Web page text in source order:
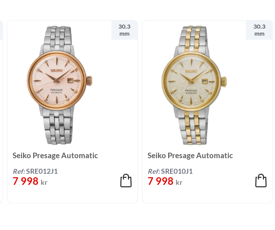
30.3
mm
Seiko Presage Automatic
Ref:SRE012J1
7 998 kr
30.3
mm
Seiko Presage Automatic
Ref:SRE010J1
7 998 kr